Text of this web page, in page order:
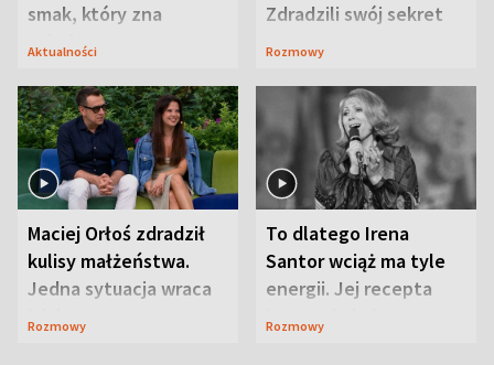
smak, który zna
Lubelszczyzna
Aktualności
Zdradzili swój sekret
Rozmowy
Maciej Orłoś zdradził
kulisy małżeństwa.
Jedna sytuacja wraca
jak bumerang
Rozmowy
To dlatego Irena
Santor wciąż ma tyle
energii. Jej recepta
jest zaskakująco
Rozmowy